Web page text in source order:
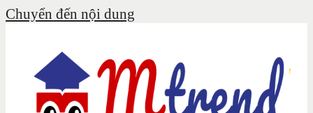
Chuyển đến nội dung